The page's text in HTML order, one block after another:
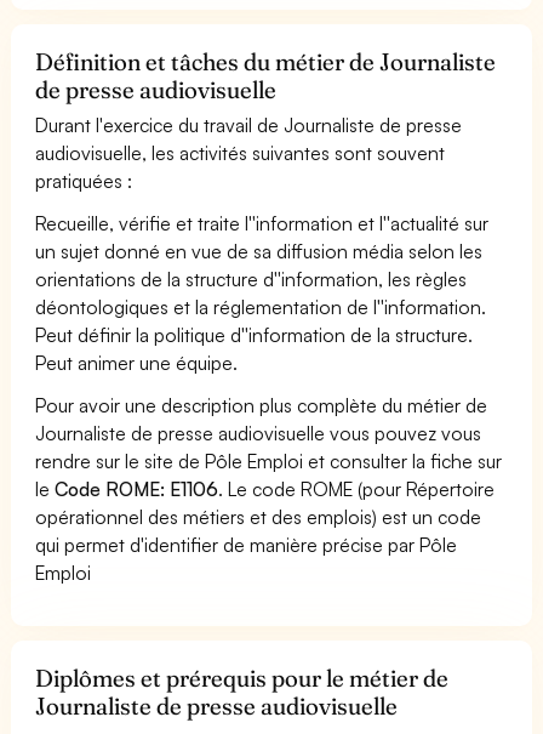
Définition et tâches du métier de Journaliste
de presse audiovisuelle
Durant l'exercice du travail de Journaliste de presse
audiovisuelle, les activités suivantes sont souvent
pratiquées :
Recueille, vérifie et traite l''information et l''actualité sur
un sujet donné en vue de sa diffusion média selon les
orientations de la structure d''information, les règles
déontologiques et la réglementation de l''information.
Peut définir la politique d''information de la structure.
Peut animer une équipe.
Pour avoir une description plus complète du métier de
Journaliste de presse audiovisuelle vous pouvez vous
rendre sur le site de Pôle Emploi et consulter la fiche sur
leCode ROME: E1106. Le code ROME (pour Répertoire
opérationnel des métiers et des emplois) est un code
qui permet d'identifier de manière précise par Pôle
Emploi
Diplômes et prérequis pour le métier de
Journaliste de presse audiovisuelle